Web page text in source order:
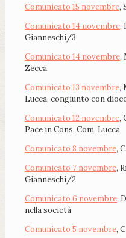
Comunicato 15 novembre,
Comunicato 14 novembre,
Gianneschi/3
Comunicato 14 novembre,
Zecca
Comunicato 13 novembre,
Lucca, congiunto con
Comunicato 12 novembre,
Pace in Cons. Com. Lucca
Comunicato 8 novembre,
Comunicato 7 novembre,
Gianneschi/2
Comunicato 6 novembre,
nella società
Comunicato 5 novembre,